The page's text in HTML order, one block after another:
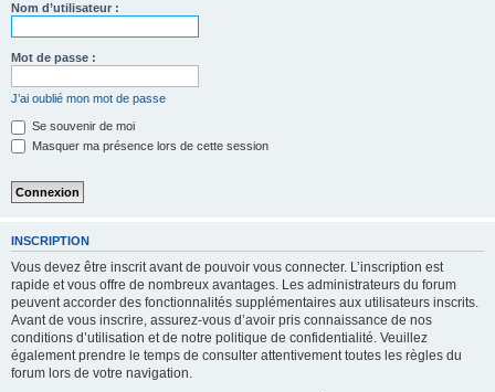
Nom d’utilisateur :
Mot de passe :
J’ai oublié mon mot de passe
Se souvenir de moi
Masquer ma présence lors de cette session
INSCRIPTION
Vous devez être inscrit avant de pouvoir vous connecter. L’inscription est
rapide et vous offre de nombreux avantages. Les administrateurs du forum
peuvent accorder des fonctionnalités supplémentaires aux utilisateurs inscrits.
Avant de vous inscrire, assurez-vous d’avoir pris connaissance de nos
conditions d’utilisation et de notre politique de confidentialité. Veuillez
également prendre le temps de consulter attentivement toutes les règles du
forum lors de votre navigation.